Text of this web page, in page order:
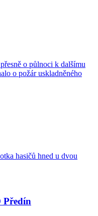
o půlnoci k dalšímu
o požár uskladněného
hasičů hned u dvou
Předín